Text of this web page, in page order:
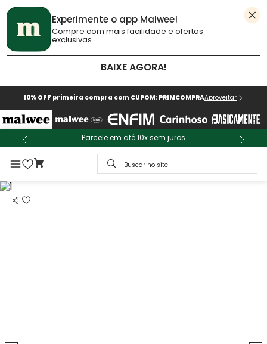
Experimente o app Malwee!
Compre com mais facilidade e ofertas
exclusivas.
BAIXE AGORA!
10% OFF primeira compra com CUPOM: PRIMCOMPRAAproveitar
Parcele em até 10x sem juros
Buscar no site